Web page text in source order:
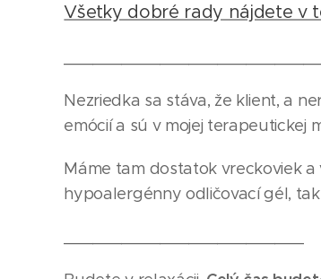
Všetky dobré rady nájdete v
Nezriedka sa stáva, že klient, a
emócií a sú v mojej terapeutickej
Máme tam dostatok vreckoviek
hypoalergénny odličovací gél,